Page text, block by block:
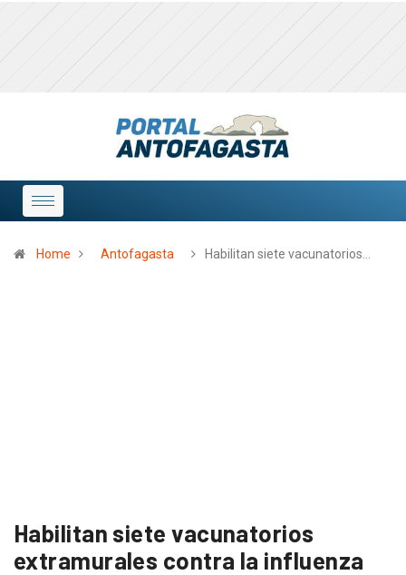
Home Antofagasta Habilitan siete vacunatorios…
Habilitan siete vacunatorios
extramurales contra la influenza